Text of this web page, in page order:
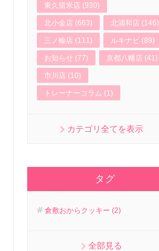
東久留米店 (930)
北小金店 (663) 北浦和店 (146)
三ノ輪店 (111) ルキナビ (89)
お知らせ (77) 京都八幡店 (41)
市川店 (10)
トレーナーコラム (1)
カテゴリ全てを表示
タグ
倉敷おからクッキー (2)
全部見る